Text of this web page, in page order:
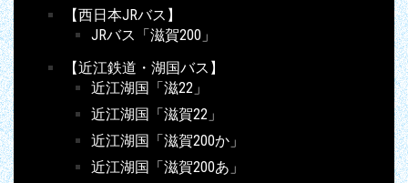
【西日本JRバス】
JRバス「滋賀200」
【近江鉄道・湖国バス】
近江湖国「滋22」
近江湖国「滋賀22」
近江湖国「滋賀200か」
近江湖国「滋賀200あ」